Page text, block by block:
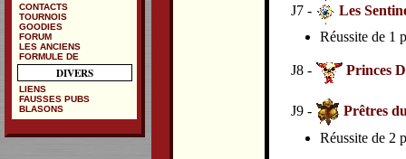
J7 -
Les
Réussite de 1
J8 - Princes
J9 -
Prêtres
Réussite de 2
CONTACTS
TOURNOIS
GOODIES
FORUM
LES ANCIENS
FORMULE DE
DIVERS
LIENS
FAUSSES PUBS
BLASONS